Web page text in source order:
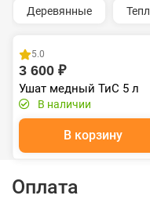
Деревянные
5.0
3 600 ₽
Ушат медный ТиС 5 л
В наличии
В корзину
Оплата